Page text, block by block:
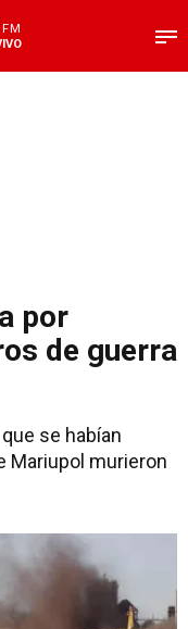
FM
por
de guerra
se habían
Mariupol murieron